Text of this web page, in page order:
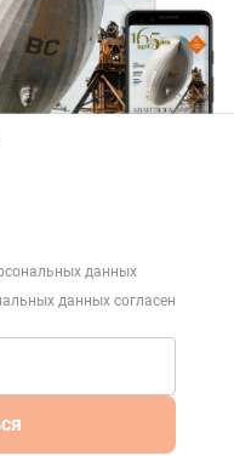
данных
данных согласен